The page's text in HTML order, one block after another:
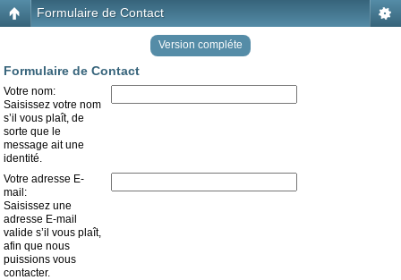
Formulaire de Contact
Version compléte
Formulaire de Contact
Votre nom:
Saisissez votre nom
s’il vous plaît, de
sorte que le
message ait une
identité.
Votre adresse E-
mail:
Saisissez une
adresse E-mail
valide s’il vous plaît,
afin que nous
puissions vous
contacter.